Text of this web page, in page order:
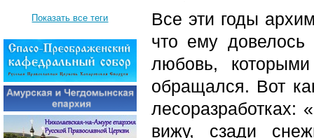
Все эти годы
что ему довелось
любовь,
обращался. Вот
вижу, сзади
Показать все теги